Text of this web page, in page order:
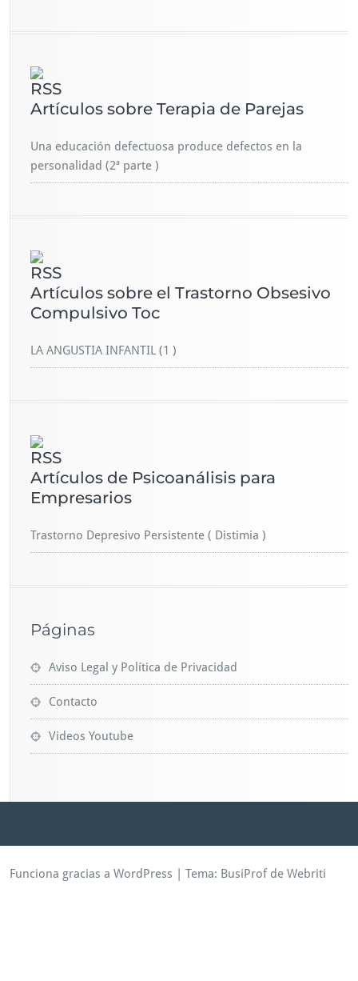
Artículos sobre Terapia de Parejas
Una educación defectuosa produce defectos en la
personalidad (2ª parte )
Artículos sobre el Trastorno Obsesivo
Compulsivo Toc
LA ANGUSTIA INFANTIL (1 )
Artículos de Psicoanálisis para
Empresarios
Trastorno Depresivo Persistente ( Distimia )
Páginas
Aviso Legal y Política de Privacidad
Contacto
Videos Youtube
Funciona gracias a WordPress | Tema: BusiProf de Webriti